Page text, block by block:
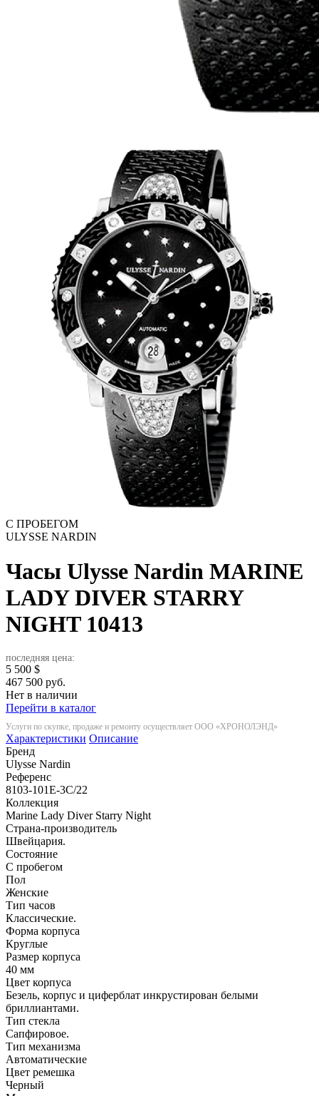
С ПРОБЕГОМ
ULYSSE NARDIN
Часы Ulysse Nardin MARINE
LADY DIVER STARRY
NIGHT 10413
последняя цена:
5 500 $
467 500 руб.
Нет в наличии
Перейти в каталог
Услуги по скупке, продаже и ремонту осуществляет ООО «ХРОНОЛЭНД»
Характеристики Описание
Бренд
Ulysse Nardin
Референс
8103-101E-3C/22
Коллекция
Marine Lady Diver Starry Night
Страна-производитель
Швейцария.
Состояние
С пробегом
Пол
Женские
Тип часов
Классические.
Форма корпуса
Круглые
Размер корпуса
40 мм
Цвет корпуса
Безель, корпус и циферблат инкрустирован белыми
бриллиантами.
Тип стекла
Сапфировое.
Тип механизма
Автоматические
Цвет ремешка
Черный